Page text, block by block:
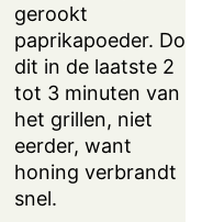
gerookt
paprikapoeder. Doe
dit in de laatste 2
tot 3 minuten van
het grillen, niet
eerder, want
honing verbrandt
snel.